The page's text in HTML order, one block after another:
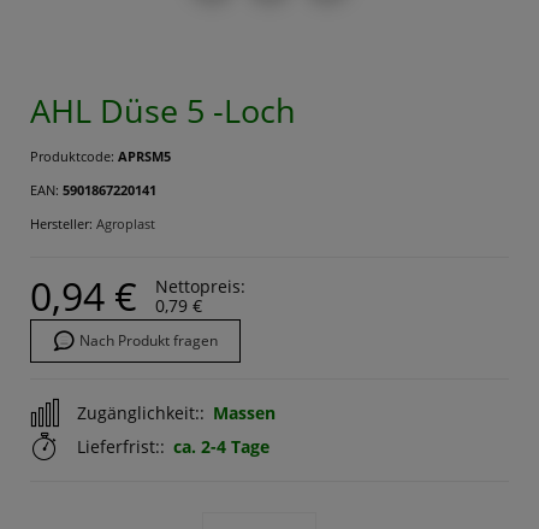
AHL Düse 5 -Loch
Produktcode: APRSM5
EAN: 5901867220141
Hersteller: Agroplast
0,94 €
Nettopreis:
0,79 €
Nach Produkt fragen
Zugänglichkeit:: Massen
Lieferfrist:: ca. 2-4 Tage